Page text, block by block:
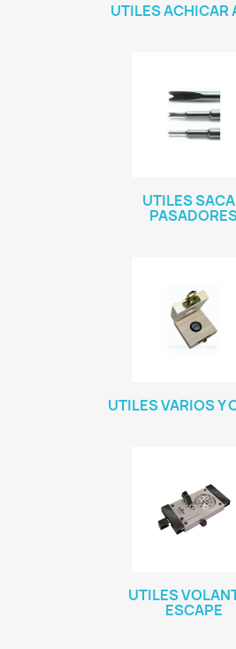
UTILES ACHICAR
UTILES
UTILES VARIOS Y
UTILES
ESCAPE